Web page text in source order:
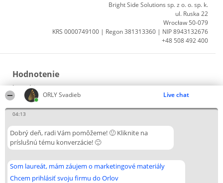
ORLY Svadieb Live chat
04:13
Dobrý deň, radi Vám pomôžeme! 🙂 Kliknite na
príslušnú tému konverzácie! 🙂
Som laureát, mám záujem o marketingové materiály
Chcem prihlásiť svoju firmu do Orlov
Bright Side Solutions sp. z o. o. sp. k.
ul. Ruska 22
Wrocław 50-079
KRS 0000749100 | Regon 381313360 | NIP 8943132676
+48 508 492 400
Hodnotenie
Laureáti
Lista wszystkich Laureatów
Podmienky
Obchodné podmienky